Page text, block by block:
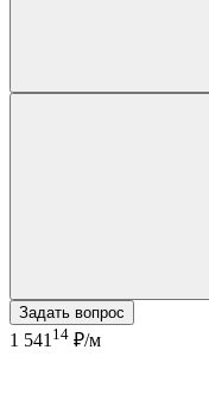
Задать вопрос
1 541 14 ₽/м